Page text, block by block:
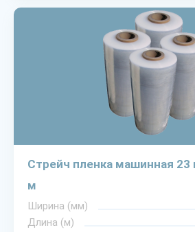
Стрейч пленка машинная 23
м
Ширина (мм)
Длина (м)